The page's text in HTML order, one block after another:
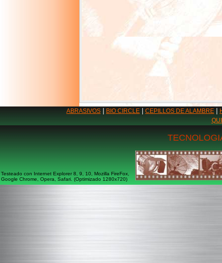
ABRASIVOS BIO CIRCLE CEPILLOS DE ALAMBRE
Testeado con Internet Explorer 8, 9, 10, Mozilla FireFox,
Google Chrome, Opera, Safari. (Optimizado 1280x720)